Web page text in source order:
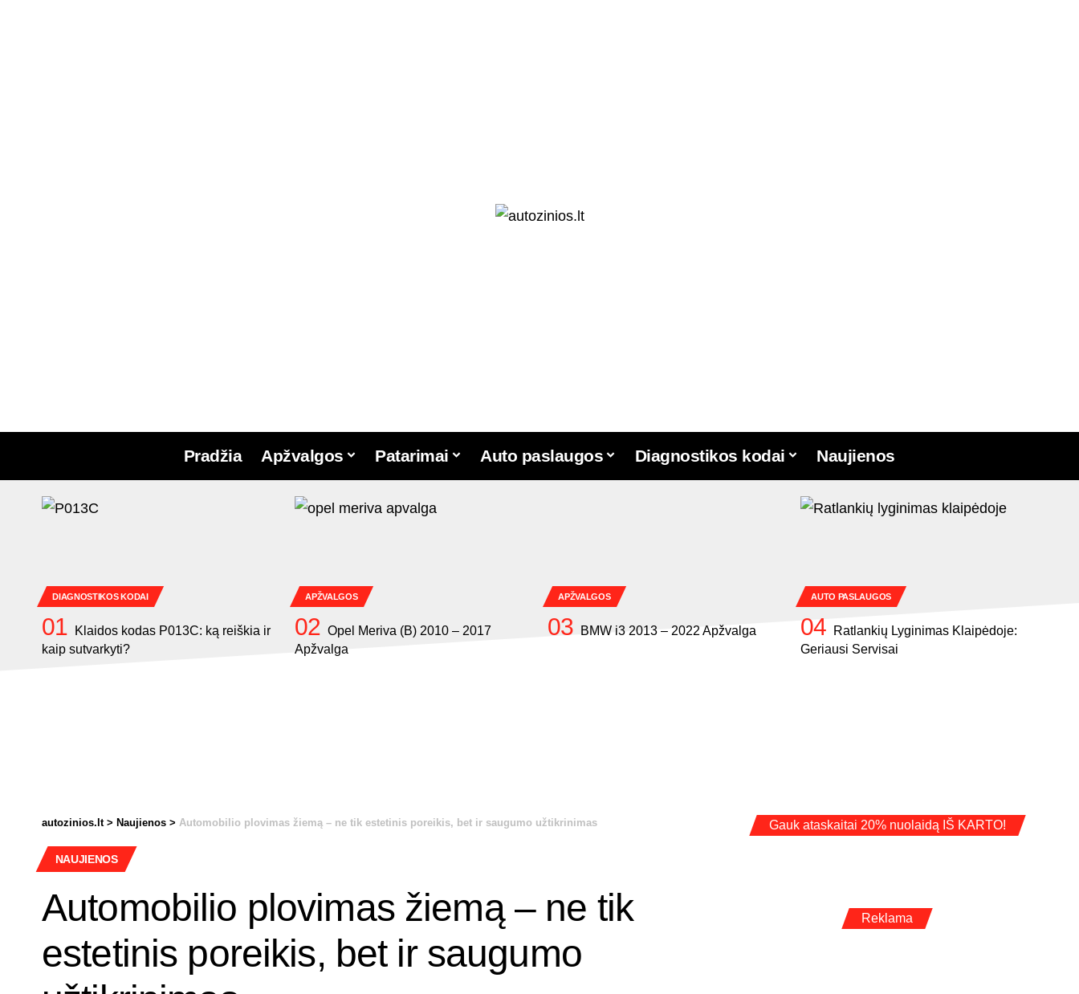
Pradžia Apžvalgos Patarimai Auto paslaugos Diagnostikos kodai Naujienos
DIAGNOSTIKOS KODAI
Klaidos kodas P013C: ką reiškia ir
kaip sutvarkyti?
APŽVALGOS
Opel Meriva (B) 2010 – 2017
Apžvalga
APŽVALGOS
BMW i3 2013 – 2022 Apžvalga
AUTO PASLAUGOS
Ratlankių Lyginimas Klaipėdoje:
Geriausi Servisai
autozinios.lt> Naujienos > Automobilio plovimas žiemą – ne tik estetinis poreikis, bet ir saugumo užtikrinimas
NAUJIENOS
Automobilio plovimas žiemą – ne tik
estetinis poreikis, bet ir saugumo
Gauk ataskaitai 20% nuolaidą IŠ KARTO!
Reklama